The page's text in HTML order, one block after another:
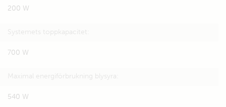
200 W
Systemets toppkapacitet:
700 W
Maximal energiförbrukning blysyra:
540 W